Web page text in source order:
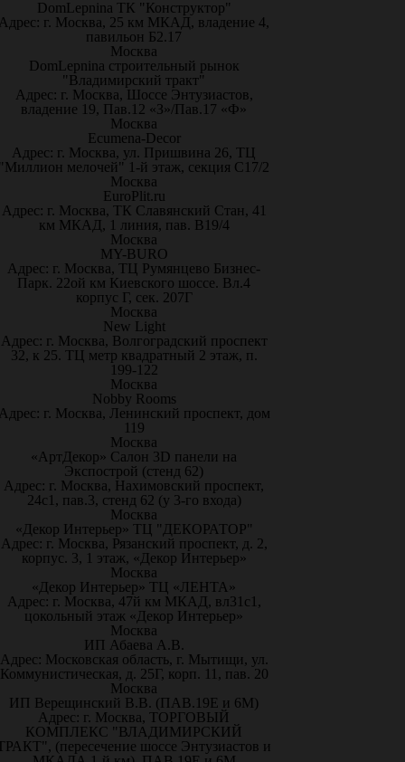
DomLepnina ТК "Конструктор"
г. Москва, 25 км МКАД, владение 4,
павильон Б2.17
Москва
DomLepnina строительный рынок
"Владимирский тракт"
Адрес: г. Москва, Шоссе Энтузиастов,
владение 19, Пав.12 «З»/Пав.17 «Ф»
Москва
Ecumena-Decor
Адрес: г. Москва, ул. Пришвина 26, ТЦ
мелочей" 1-й этаж, секция С17/2
Москва
EuroPlit.ru
Адрес: г. Москва, ТК Славянский Стан, 41
км МКАД, 1 линия, пав. В19/4
Москва
MY-BURO
Адрес: г. Москва, ТЦ Румянцево Бизнес-
Парк. 22ой км Киевского шоссе. Вл.4
корпус Г, сек. 207Г
Москва
New Light
Адрес: г. Москва, Волгоградский проспект
32, к 25. ТЦ метр квадратный 2 этаж, п.
199-122
Москва
Nobby Rooms
г. Москва, Ленинский проспект, дом
119
Москва
«АртДекор» Салон 3D панели на
Экспострой (стенд 62)
Адрес: г. Москва, Нахимовский проспект,
24с1, пав.3, стенд 62 (у 3-го входа)
Москва
«Декор Интерьер» ТЦ "ДЕКОРАТОР"
Адрес: г. Москва, Рязанский проспект, д. 2,
корпус. 3, 1 этаж, «Декор Интерьер»
Москва
«Декор Интерьер» ТЦ «ЛЕНТА»
Адрес: г. Москва, 47й км МКАД, вл31с1,
цокольный этаж «Декор Интерьер»
Москва
ИП Абаева А.В.
Адрес: Московская область, г. Мытищи, ул.
Коммунистическая, д. 25Г, корп. 11, пав. 20
Москва
ИП Верещинский В.В. (ПАВ.19Е и 6М)
Адрес: г. Москва, ТОРГОВЫЙ
КОМПЛЕКС "ВЛАДИМИРСКИЙ
(пересечение шоссе Энтузиастов и